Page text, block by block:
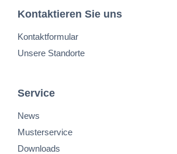
Kontaktieren Sie uns
Kontaktformular
Unsere Standorte
Service
News
Musterservice
Downloads